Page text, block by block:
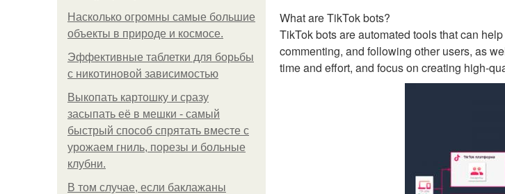
Насколько огромны самые большие
объекты в природе и космосе.
Эффективные таблетки для борьбы
с никотиновой зависимостью
Выкопать картошку и сразу
засыпать её в мешки - самый
быстрый способ спрятать вместе с
урожаем гниль, порезы и больные
клубни.
В том случае, если баклажаны
What are TikTok bots?
TikTok bots are automated tools that can
commenting, and following other users, as
time and effort, and focus on creating high-